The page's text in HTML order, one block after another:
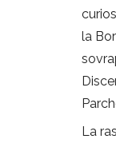
la
La